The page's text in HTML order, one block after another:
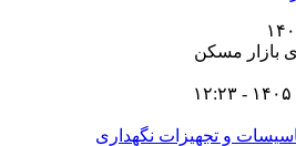
و تجهیزات نگهداری